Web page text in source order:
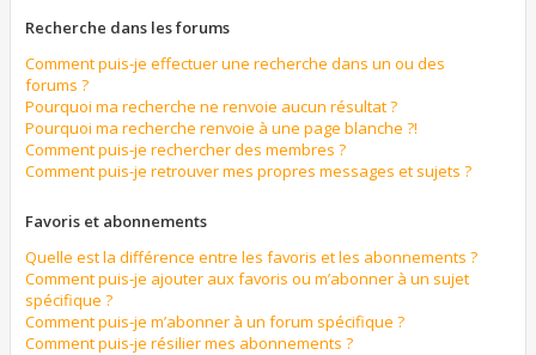
Recherche dans les forums
Comment puis-je effectuer une recherche dans un ou des
forums ?
Pourquoi ma recherche ne renvoie aucun résultat ?
Pourquoi ma recherche renvoie à une page blanche ?!
Comment puis-je rechercher des membres ?
Comment puis-je retrouver mes propres messages et sujets ?
Favoris et abonnements
Quelle est la différence entre les favoris et les abonnements ?
Comment puis-je ajouter aux favoris ou m’abonner à un sujet
spécifique ?
Comment puis-je m’abonner à un forum spécifique ?
Comment puis-je résilier mes abonnements ?